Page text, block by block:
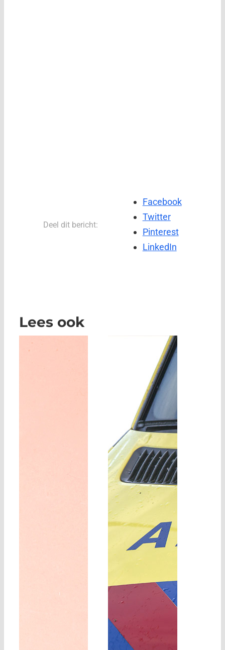
Deel dit bericht:
Facebook
Twitter
Pinterest
LinkedIn
Lees ook